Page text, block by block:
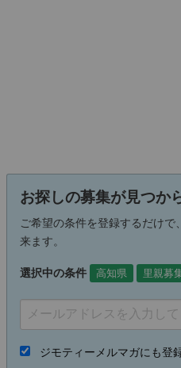
お探しの募集が見つか
ご希望の条件を登録するだけ
来ます。
選択中の条件 高知県 里親募
ジモティーメルマガにも登